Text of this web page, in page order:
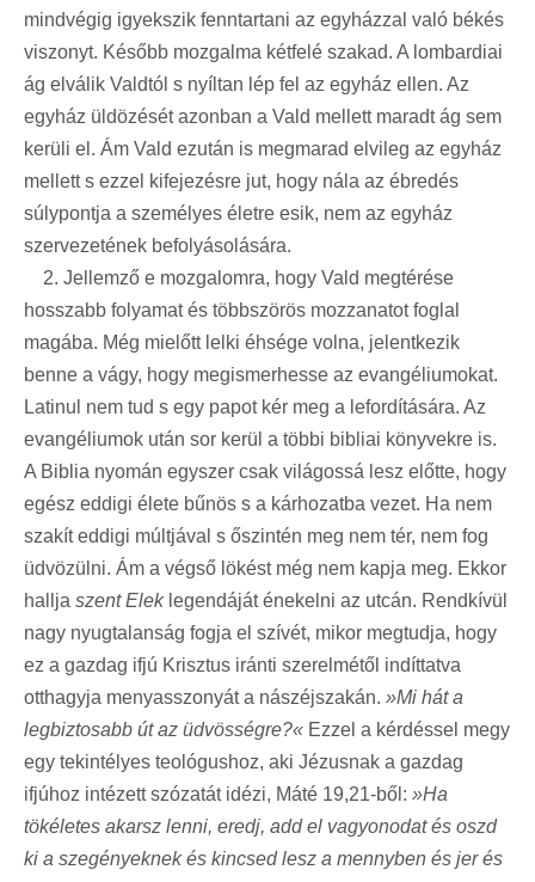
mindvégig igyekszik fenntartani az egyházzal való békés
viszonyt. Később mozgalma kétfelé szakad. A lombardiai
ág elválik Valdtól s nyíltan lép fel az egyház ellen. Az
egyház üldözését azonban a Vald mellett maradt ág sem
kerüli el. Ám Vald ezután is megmarad elvileg az egyház
mellett s ezzel kifejezésre jut, hogy nála az ébredés
súlypontja a személyes életre esik, nem az egyház
szervezetének befolyásolására.
2. Jellemző e mozgalomra, hogy Vald megtérése
hosszabb folyamat és többszörös mozzanatot foglal
magába. Még mielőtt lelki éhsége volna, jelentkezik
benne a vágy, hogy megismerhesse az evangéliumokat.
Latinul nem tud s egy papot kér meg a lefordítására. Az
evangéliumok után sor kerül a többi bibliai könyvekre is.
A Biblia nyomán egyszer csak világossá lesz előtte, hogy
egész eddigi élete bűnös s a kárhozatba vezet. Ha nem
szakít eddigi múltjával s őszintén meg nem tér, nem fog
üdvözülni. Ám a végső lökést még nem kapja meg. Ekkor
hallja szent Eleklegendáját énekelni az utcán. Rendkívül
nagy nyugtalanság fogja el szívét, mikor megtudja, hogy
ez a gazdag ifjú Krisztus iránti szerelmétől indíttatva
otthagyja menyasszonyát a nászéjszakán. »Mi hát a
legbiztosabb út az üdvösségre?« Ezzel a kérdéssel megy
egy tekintélyes teológushoz, aki Jézusnak a gazdag
ifjúhoz intézett szózatát idézi, Máté 19,21-ből: »Ha
tökéletes akarsz lenni, eredj, add el vagyonodat és oszd
ki a szegényeknek és kincsed lesz a mennyben és jer és